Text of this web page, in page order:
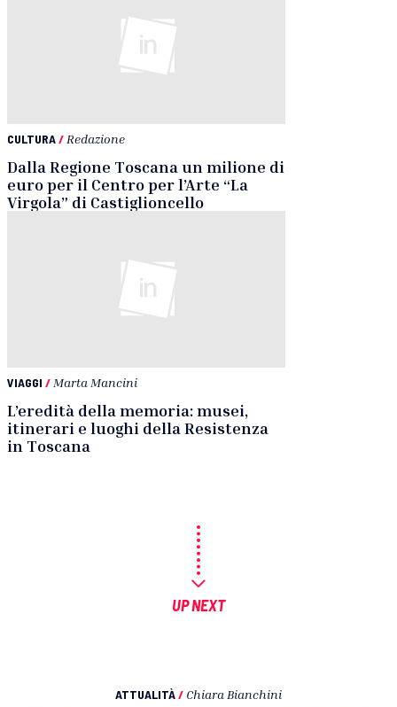
CULTURA/ Redazione
Dalla Regione Toscana un milione di
euro per il Centro per l’Arte “La
Virgola” di Castiglioncello
VIAGGI / Marta Mancini
L’eredità della memoria: musei,
itinerari e luoghi della Resistenza
in Toscana
UP NEXT
ATTUALITÀ/ Chiara Bianchini